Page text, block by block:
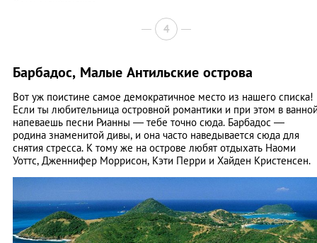
4
Барбадос, Малые Антильские острова
Вот уж поистине самое демократичное место из нашего списка!
Если ты любительница островной романтики и при этом в
напеваешь песни Рианны — тебе точно сюда. Барбадос —
родина знаменитой дивы, и она часто наведывается сюда для
снятия стресса. К тому же на острове любят отдыхать Наоми
Уоттс, Дженнифер Моррисон, Кэти Перри и Хайден Кристенсен.